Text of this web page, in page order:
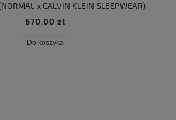
x CALVIN KLEIN SLEEPWEAR)
670,00 zł
Do koszyka